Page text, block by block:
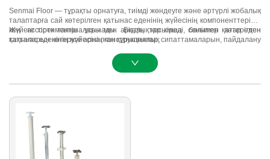
Senmai Floor — тұрақты орнатуға, тиімді жөндеуге және әртүрлі жобалық
талаптарға сай көтерілген қатынас еденінің жүйесінің компоненттерінің
кең ассортиментін ұсынады. Біздің қосымша бөліктер көтерілген
қатынас еденінің жүйесінің конструкциялық сипаттамаларын, пайдалану
Жүйеге тірек таяқшалары мен арқалықтар кіреді, сонымен қатар еден
тақталарын көтеруге арналған құрылғылар.